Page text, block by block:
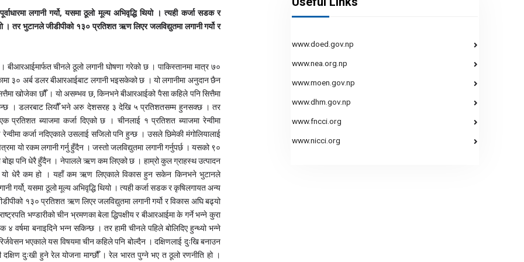
लगानी गर्यो, यसमा ठूलो मूल्य अभिवृद्धि थियो । त्यही कर्जा सडक र
। तर भुटानले जीडीपीको १३० प्रतिशत ऋण लिएर जलविद्युतमा लगानी गर्यो र
चीनले ठूलो लगानी घोषणा गरेको छ । पाकिस्तानमा मात्र ७०
३० अर्ब डलर बीआरआईबाट लगानी भइसकेको छ । यो लगानीमा अनुदान छैन
खोजेका छौँ । यो असम्भव छ, किनभने बीआरआईको पैसा कहिले पनि सित्तैमा
। डलरबाट लियौँ भने अरु देशसरह ३ देखि ५ प्रतिशतसम्म हुनसक्छ । तर
प्रतिशत ब्याजमा कर्जा दिएको छ । चीनलाई १ प्रतिशत ब्याजमा रेन्वीमा
कर्जा नदिएकाले उसलाई सजिलो पनि हुन्छ । उसले छिमेकी मंगोलियालाई
यो रकम लगानी गर्नु हुँदैन । जस्तो जलविद्युतमा लगानी गर्नुपर्छ । यसको ९०
पनि धेरै हुँदैन । नेपालले ऋण कम लिएको छ । हाम्रो कुल ग्राहस्थ उत्पादन
यो धेरै कम हो । यहाँ कम ऋण लिएकाले विकास हुन सकेन किनभने भुटानले
गर्यो, यसमा ठूलो मूल्य अभिवृद्धि थियो । त्यही कर्जा सडक र कृषिलगायत अन्य
१३० प्रतिशत ऋण लिएर जलविद्युतमा लगानी गर्यो र विकास अघि बढ्यो
भण्डारीको चीन भ्रमणका बेला द्धिपक्षीय र बीआरआईमा के गर्ने भन्ने कुरा
वर्षमा बनाइदिने भन्न सकिन्छ । तर हामी चीनले पहिले बोलिदिए हुन्थ्यो भन्ने
भएकाले यस विषयमा चीन कहिले पनि बोल्दैन । दक्षिणलाई दुःखि बनाउन
दुःखी हुने रेल योजना माग्छौँ । रेल भारत पुग्ने भए त ठूलो रणनीति हो ।
www.doed.gov.np
www.nea.org.np
www.moen.gov.np
www.dhm.gov.np
www.fncci.org
www.nicci.org